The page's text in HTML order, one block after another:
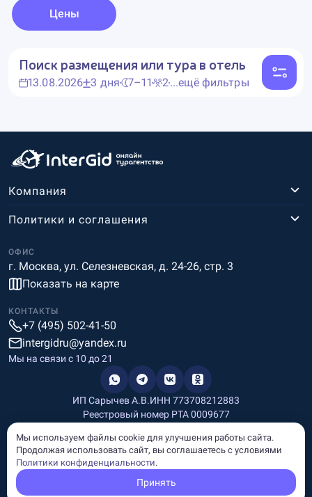
Цены
Поиск размещения или тура в отель
13.08.2026 3 дня 7–11 2...ещё фильтры
Компания
ОФИС
г. Москва, ул. Селезневская, д. 24-26, стр. 3
Показать на карте
Политики и соглашения
КОНТАКТЫ
+7 (495) 502-41-50
intergidru@yandex.ru
Мы на связи c 10 до 21
ИП Сарычев А.В.ИНН 773708212883
Реестровый номер РТА 0009677
Информация, размещённая на сайте, носит информационный
характер и не является рекламой и публичной офертой.
Мы используем файлы cookie для улучшения работы сайта.
Продолжая использовать сайт, вы соглашаетесь с условиями
Политики конфиденциальности.
Принять